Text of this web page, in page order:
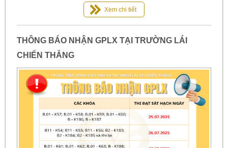
Xem chi tiết
THÔNG BÁO NHẬN GPLX TẠI TRƯỜNG LÁI
CHIẾN THẮNG